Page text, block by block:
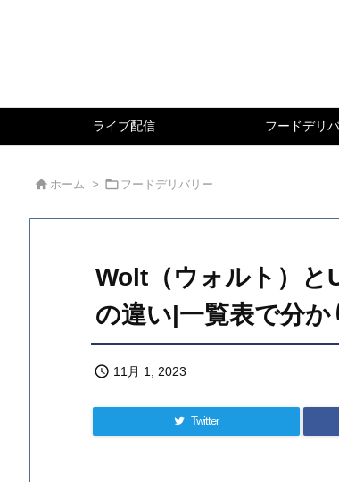
ライブ配信 フードデリ
 ホーム >  フードデリバリー
Wolt（ウォルト）と
の違い|一覧表で分
 11月 1, 2023
Twitter